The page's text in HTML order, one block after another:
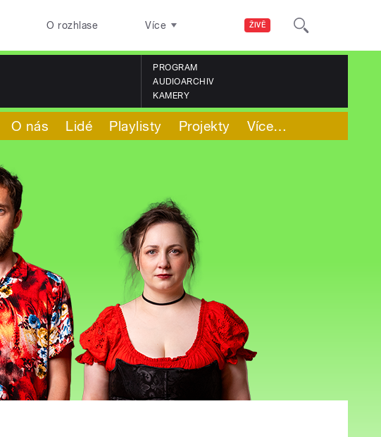
ŽIVĚ
O rozhlase Více
PROGRAM
AUDIOARCHIV
KAMERY
O nás Lidé Playlisty Projekty Více…